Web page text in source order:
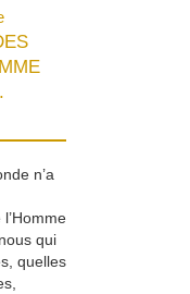
n’a
qui
quelles